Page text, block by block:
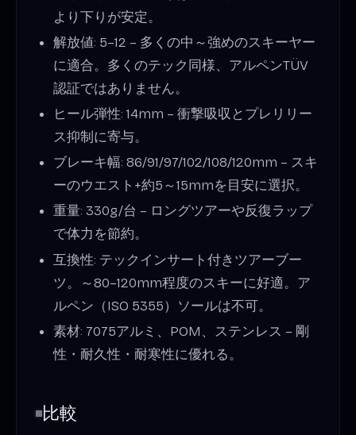
より下りが安定。
解放値: 5–12 – 多くの中～強めのスキーヤー
に適合。多くのテック同様、アルペンTÜV
認証ではありません。
ヒール弾性: 14mm – 衝撃吸収とプレリリー
ス抑制に寄与。
ブレーキ幅: 86/91/97/102/108/120mm – スキ
ーのウエスト+約5～15mmを目安に選択。
重量: 330g/台 – ロングツアーや反復ラップ
で体力を節約。
互換性: テックインサート付きツアーブー
ツ。～80–120mm程度のスキーに好適。ア
ルペン（ISO 5355）ソールは不可。
素材: 7075アルミ、POM、ステンレス – 剛
性・耐久性・耐寒性に優れる。
比較